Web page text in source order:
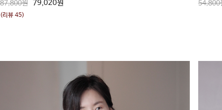
87,800원 79,020원
(리뷰 45)
54,800